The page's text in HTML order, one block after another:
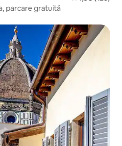
parcare gratuită
Alegerea oaspeților